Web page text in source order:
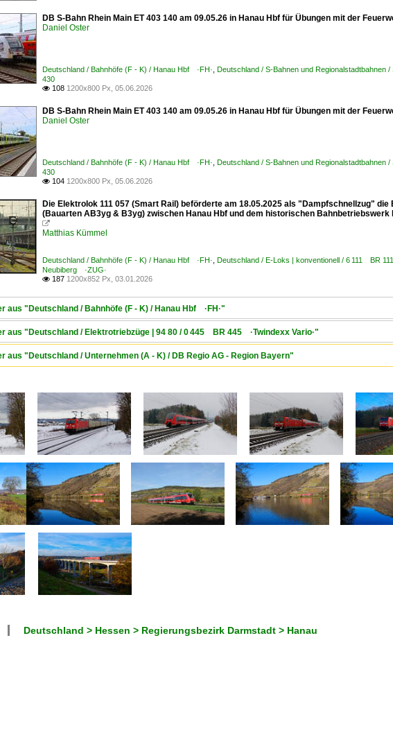
DB S-Bahn Rhein Main ET 403 140 am 09.05.26 in Hanau Hbf für Übungen mit der
Daniel Oster
Deutschland / Bahnhöfe (F - K) / Hanau Hbf ·FH· Deutschland / S-Bahnen und Regionalstadtbahnen /
430
 108 1200x800 Px, 05.06.2026
DB S-Bahn Rhein Main ET 403 140 am 09.05.26 in Hanau Hbf für Übungen mit der
Daniel Oster
Deutschland / Bahnhöfe (F - K) / Hanau Hbf ·FH· Deutschland / S-Bahnen und Regionalstadtbahnen /
430
 104 1200x800 Px, 05.06.2026
Die Elektrolok 111 057 (Smart Rail) beförderte am 18.05.2025 als "Dampfschnellzug"
(Bauarten AB3yg & B3yg) zwischen Hanau Hbf und dem historischen

Matthias Kümmel
Deutschland / Bahnhöfe (F - K) / Hanau Hbf ·FH· Deutschland / E-Loks | konventionell / 6 111 BR
Neubiberg ·ZUG·
 187 1200x852 Px, 03.01.2026
aus "Deutschland / Bahnhöfe (F - K) / Hanau Hbf ·FH·"
aus "Deutschland / Elektrotriebzüge | 94 80 / 0 445 BR 445 ·Twindexx Vario·"
aus "Deutschland / Unternehmen (A - K) / DB Regio AG - Region Bayern"
Deutschland > Hessen > Regierungsbezirk Darmstadt > Hanau